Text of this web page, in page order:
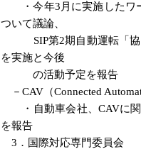
・今年3月に実施したワー
ついて議論、
SIP第2期自動運転「協調
を実施と今後
の活動予定を報告
－CAV（Connected
・自動車会社、CAVに関
を報告
3．国際対応専門委員会